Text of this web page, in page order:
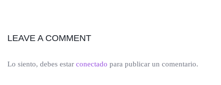
LEAVE A COMMENT
Lo siento, debes estar conectado para publicar un comentario.